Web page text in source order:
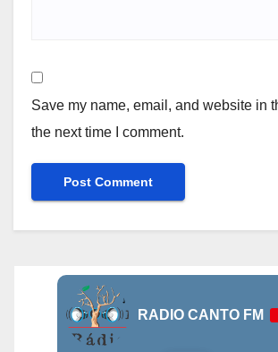
Save my name, email, and website in
the next time I comment.
RADIO CANTO FM